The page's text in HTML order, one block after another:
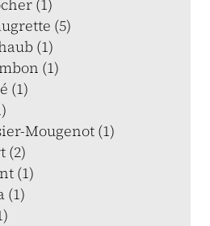
(1)
(5)
(1)
(1)
(1)
Mougenot (1)
(2)
(1)
(1)